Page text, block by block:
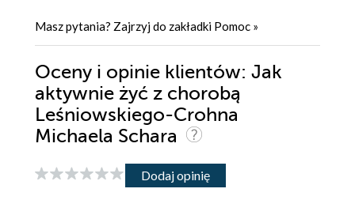
Masz pytania? Zajrzyj do zakładki Pomoc »
Oceny i opinie klientów: Jak
aktywnie żyć z chorobą
Leśniowskiego-Crohna
Michaela Schara
Dodaj opinię